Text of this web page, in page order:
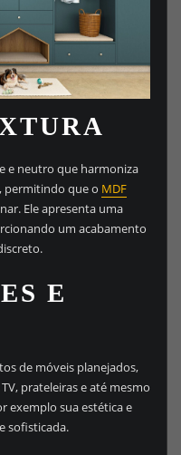
e neutro que harmoniza
permitindo que o MDF
Ele apresenta uma
um acabamento
E
de móveis planejados,
prateleiras e até mesmo
exemplo sua estética e
sofisticada.